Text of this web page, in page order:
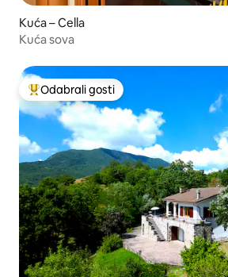
Kuća – Cella
Kuća sova
Među najviše rangiranima s oznakom
Odabrali gosti